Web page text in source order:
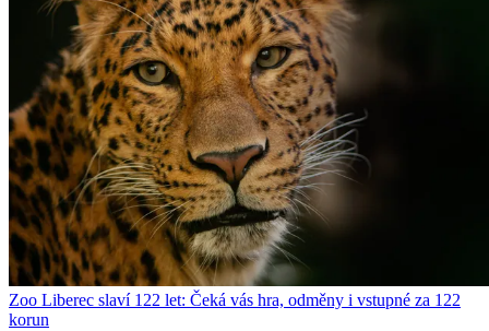
Zoo Liberec slaví 122 let: Čeká vás hra, odměny i vstupné za 122
korun